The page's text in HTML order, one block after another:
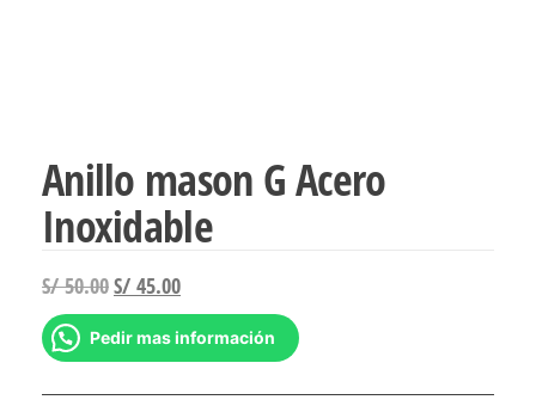
Anillo mason G Acero
Inoxidable
S/50.00El
precio
original
S/ 45.00El
precio
actual
Pedir mas información